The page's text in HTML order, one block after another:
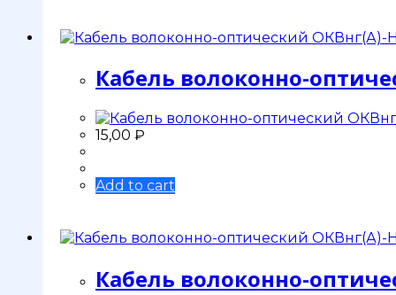
Кабель волоконно-
15,00 ₽
Add to cart
Кабель волоконно-